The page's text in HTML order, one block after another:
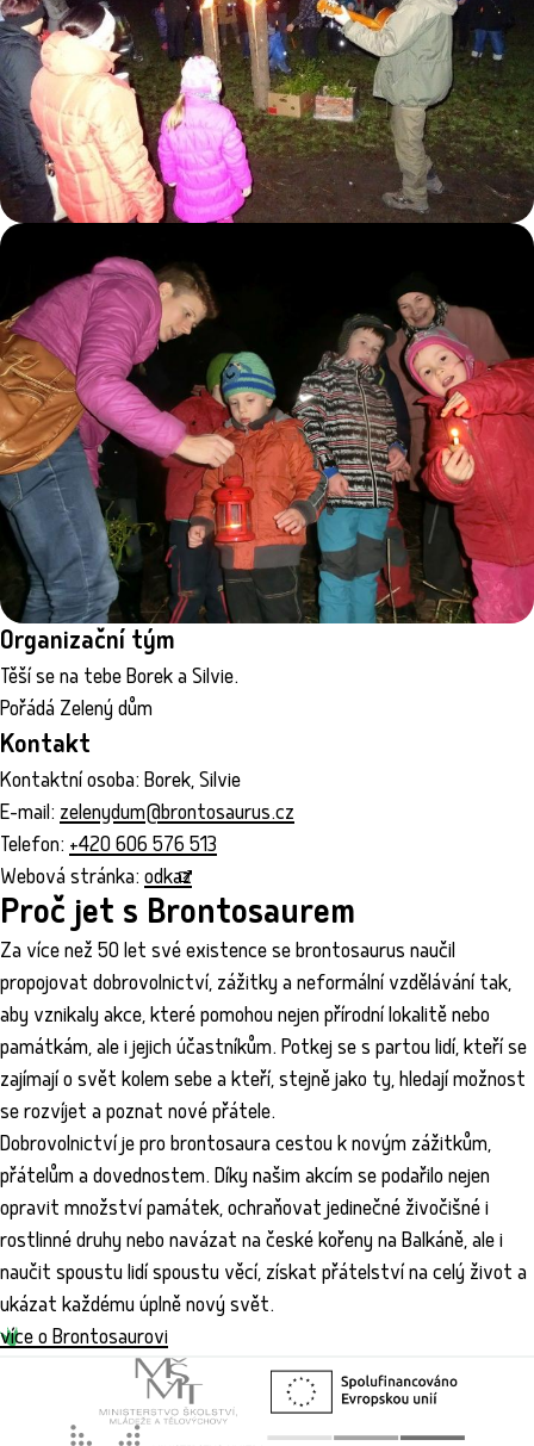
Organizační tým
Těší se na tebe Borek a Silvie.
Pořádá Zelený dům
Kontakt
Kontaktní osoba: Borek, Silvie
E-mail: zelenydum@brontosaurus.cz
Telefon: +420 606 576 513
Webová stránka: odkaz
Proč jet s Brontosaurem
Za více než 50 let své existence se brontosaurus naučil
propojovat dobrovolnictví, zážitky a neformální vzdělávání tak,
aby vznikaly akce, které pomohou nejen přírodní lokalitě nebo
památkám, ale i jejich účastníkům. Potkej se s partou lidí, kteří se
zajímají o svět kolem sebe a kteří, stejně jako ty, hledají možnost
se rozvíjet a poznat nové přátele.
Dobrovolnictví je pro brontosaura cestou k novým zážitkům,
přátelům a dovednostem. Díky našim akcím se podařilo nejen
opravit množství památek, ochraňovat jedinečné živočišné i
rostlinné druhy nebo navázat na české kořeny na Balkáně, ale i
naučit spoustu lidí spoustu věcí, získat přátelství na celý život a
ukázat každému úplně nový svět.
více o Brontosaurovi